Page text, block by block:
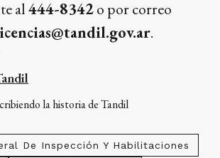
al444-8342o por correo
.
la historia de Tandil
De Inspección Y Habilitaciones